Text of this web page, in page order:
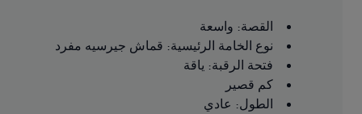
القصة: واسعة
نوع الخامة الرئيسية: قماش جيرسيه مفرد
فتحة الرقبة: ياقة
كم قصير
الطول: عادي